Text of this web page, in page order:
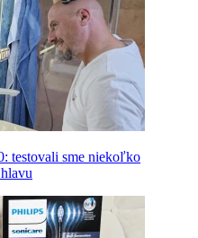
testovali sme niekoľko